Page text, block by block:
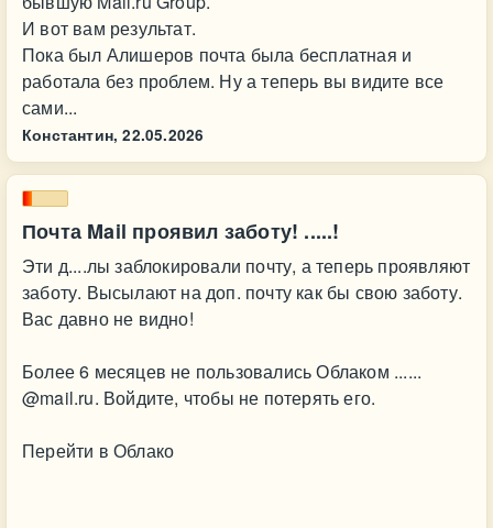
И вот вам результат.
Пока был Алишеров почта была бесплатная и
работала без проблем. Ну а теперь вы видите все
сами...
Константин, 22.05.2026
Почта Mail проявил заботу! .....!
Эти д....лы заблокировали почту, а теперь проявляют
заботу. Высылают на доп. почту как бы свою заботу.
Вас давно не видно!
Более 6 месяцев не пользовались Облаком ......
@mail.ru. Войдите, чтобы не потерять его.
Перейти в Облако